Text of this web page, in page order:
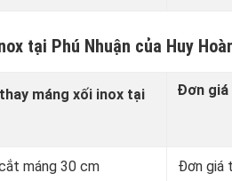
tại Phú Nhuận của Huy
máng xối inoxtại
Đơn giá
máng 30 cm Đơn giá